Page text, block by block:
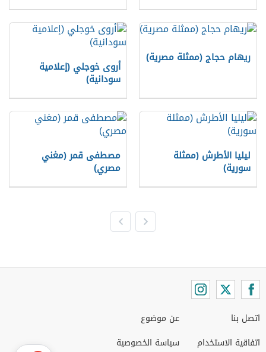
ريهام حجاج (ممثلة مصرية)
أروى خوجلي (إعلامية
سودانية)
ليليا الأطرش (ممثلة
سورية)
مصطفى قمر (مغني
مصري)
اتصل بنا
اتفاقية الاستخدام
عن موضوع
سياسة الخصوصية